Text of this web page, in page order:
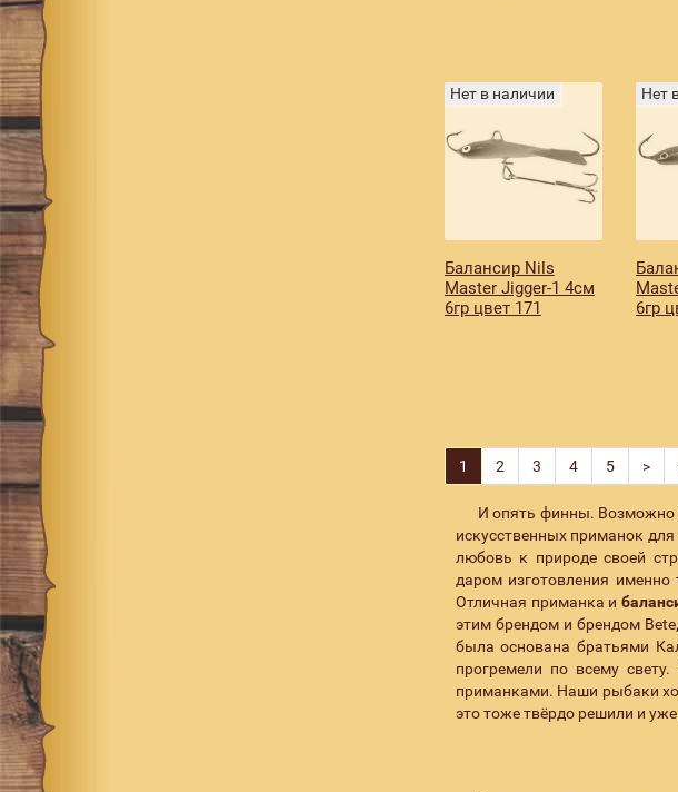
Нет в наличии
Балансир Nils
Master Jigger-1 4см
6гр цвет 171
Нет
6гр
1 2 3 4 5 >
И опять финны. Возможно
искусственных приманок
любовь к природе своей
даром изготовления
Отличная приманка и
этим брендом и брендом
была основана братьями
прогремели по всему
приманками. Наши рыбаки
это тоже твёрдо решили и